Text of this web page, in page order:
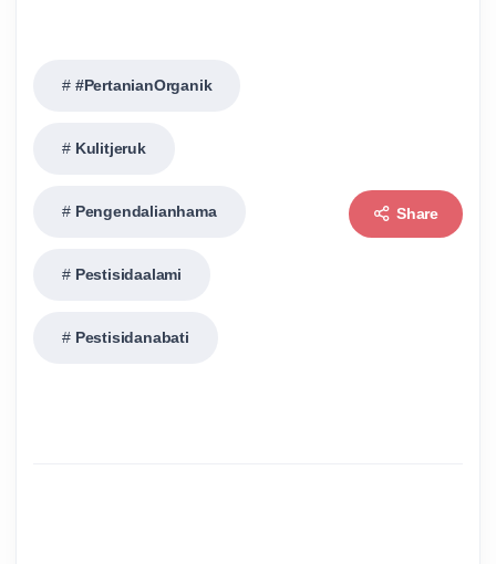
#PertanianOrganik
Kulitjeruk
Pengendalianhama
Pestisidaalami
Pestisidanabati
Share